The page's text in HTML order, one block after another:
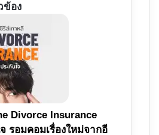
ข้อง
Divorce Insurance
รอมคอมเรื่องใหม่จากอี